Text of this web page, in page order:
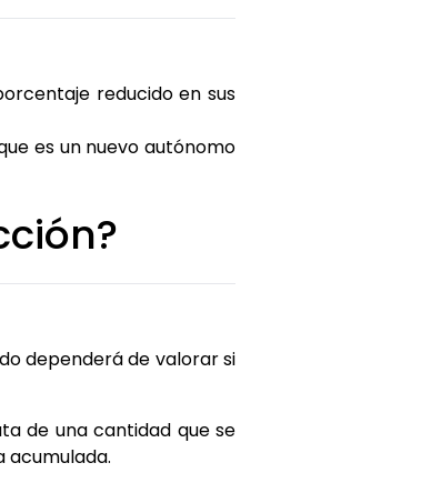
reducido en sus
es un nuevo autónomo
dependerá de valorar si
de una cantidad que se
acumulada.